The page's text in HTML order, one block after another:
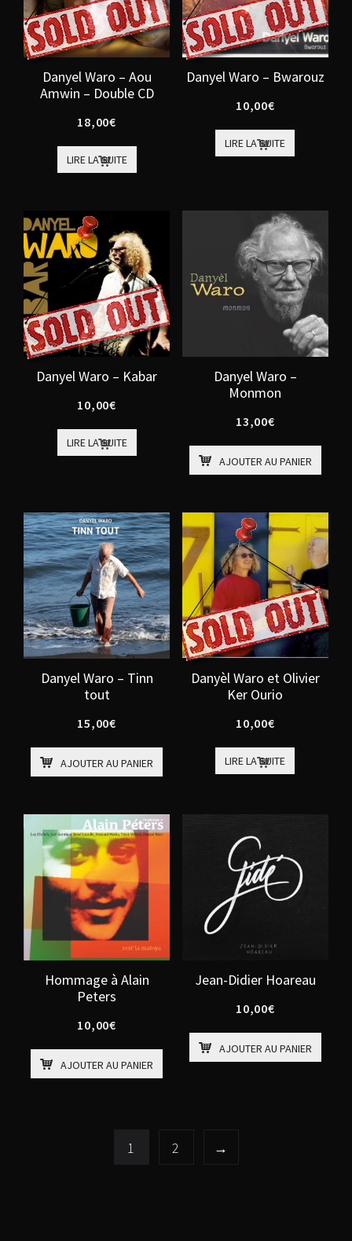
Danyel Waro – Aou
Amwin – Double CD
18,00€
LIRE LA SUITE
Danyel Waro – Bwarouz
10,00€
LIRE LA SUITE
Danyel Waro – Kabar
10,00€
LIRE LA SUITE
Danyel Waro –
Monmon
13,00€
AJOUTER AU PANIER
Danyel Waro – Tinn
tout
15,00€
AJOUTER AU PANIER
Danyèl Waro et Olivier
Ker Ourio
10,00€
LIRE LA SUITE
Hommage à Alain
Peters
10,00€
AJOUTER AU PANIER
Jean-Didier Hoareau
10,00€
AJOUTER AU PANIER
1 2 →